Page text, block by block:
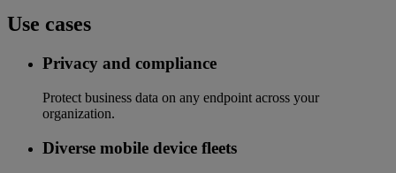
Use cases
Privacy and compliance
Protect business data on any endpoint across your
organization.
Diverse mobile device fleets